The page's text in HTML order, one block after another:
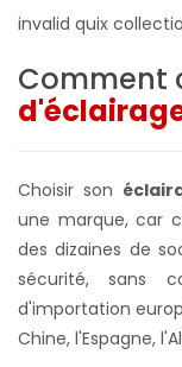
invalid quix
Comment
Choisir son
une marque, car
des dizaines de
sécurité, sans
d'importation
Chine, l'Espagne,